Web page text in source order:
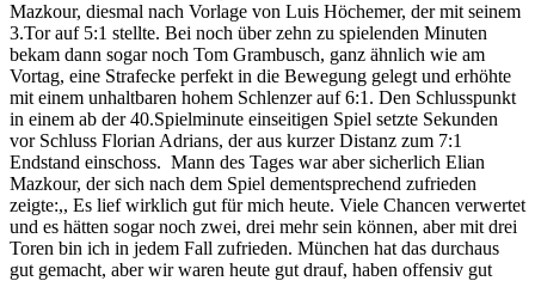
Mazkour, diesmal nach Vorlage von Luis Höchemer, der mit seinem
3.Tor auf 5:1 stellte. Bei noch über zehn zu spielenden Minuten
bekam dann sogar noch Tom Grambusch, ganz ähnlich wie am
Vortag, eine Strafecke perfekt in die Bewegung gelegt und erhöhte
mit einem unhaltbaren hohem Schlenzer auf 6:1. Den Schlusspunkt
in einem ab der 40.Spielminute einseitigen Spiel setzte Sekunden
vor Schluss Florian Adrians, der aus kurzer Distanz zum 7:1
Endstand einschoss. Mann des Tages war aber sicherlich Elian
Mazkour, der sich nach dem Spiel dementsprechend zufrieden
zeigte:,, Es lief wirklich gut für mich heute. Viele Chancen verwertet
und es hätten sogar noch zwei, drei mehr sein können, aber mit drei
Toren bin ich in jedem Fall zufrieden. München hat das durchaus
gut gemacht, aber wir waren heute gut drauf, haben offensiv gut